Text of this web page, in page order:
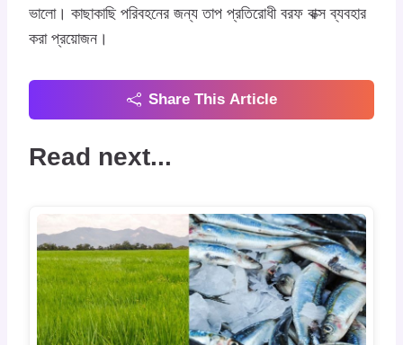
ভালো। কাছাকাছি পরিবহনের জন্য তাপ প্রতিরোধী বরফ বাক্স ব্যবহার
করা প্রয়োজন।
Share This Article
Read next...